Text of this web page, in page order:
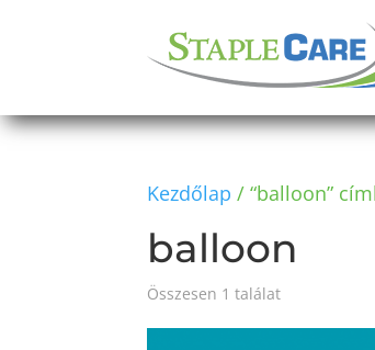
Kezdőlap / “balloon”
balloon
Összesen 1 találat